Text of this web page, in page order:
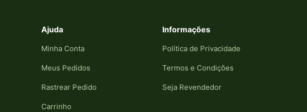
Ajuda
Minha Conta
Meus Pedidos
Rastrear Pedido
Carrinho
Informações
Política de Privacidade
Termos e Condições
Seja Revendedor